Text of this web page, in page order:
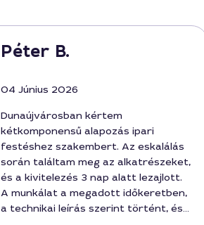
Péter B.
04 Június 2026
Dunaújvárosban kértem
kétkomponensű alapozás ipari
festéshez szakembert. Az eskalálás
során találtam meg az alkatrészeket,
és a kivitelezés 3 nap alatt lezajlott.
A munkálat a megadott időkeretben,
a technikai leírás szerint történt, és